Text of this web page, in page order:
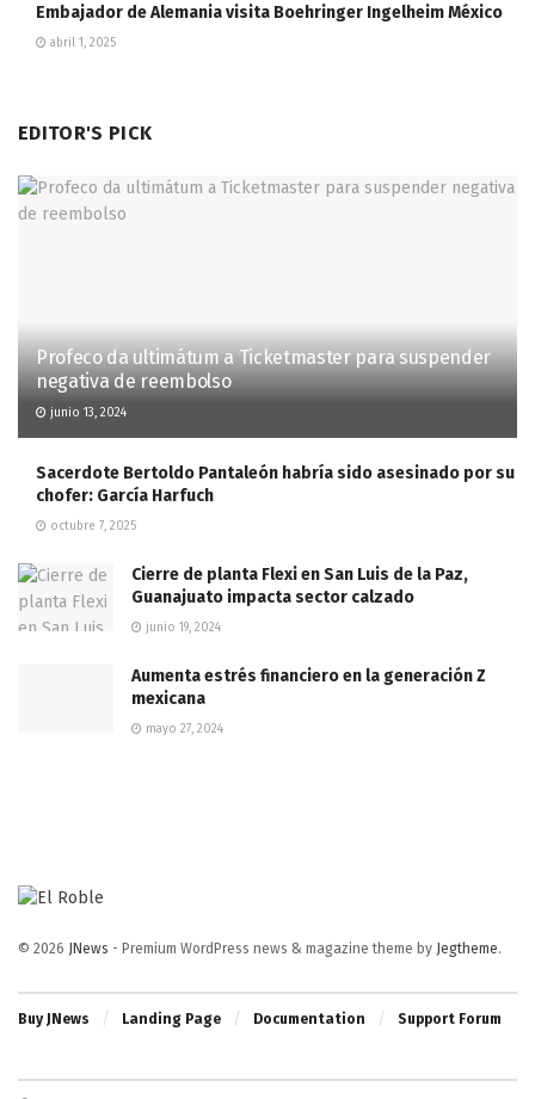
Embajador de Alemania visita Boehringer Ingelheim México
abril 1, 2025
EDITOR'S PICK
Profeco da ultimátum a Ticketmaster para suspender
negativa de reembolso
junio 13, 2024
Sacerdote Bertoldo Pantaleón habría sido asesinado por su
chofer: García Harfuch
octubre 7, 2025
Cierre de planta Flexi en San Luis de la Paz,
Guanajuato impacta sector calzado
junio 19, 2024
Aumenta estrés financiero en la generación Z
mexicana
mayo 27, 2024
© 2026 JNews - Premium WordPress news & magazine theme by Jegtheme.
Buy JNews Landing Page Documentation Support Forum